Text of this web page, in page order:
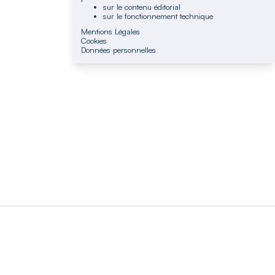
sur le contenu éditorial
sur le fonctionnement technique
Mentions Légales
Cookies
Données personnelles